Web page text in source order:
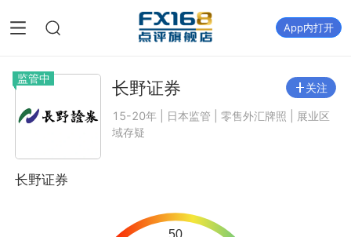
App内打开
监管中 长野证券 关注
15-20年 | 日本监管 | 零售外汇牌照 | 展业区
域存疑
长野证券